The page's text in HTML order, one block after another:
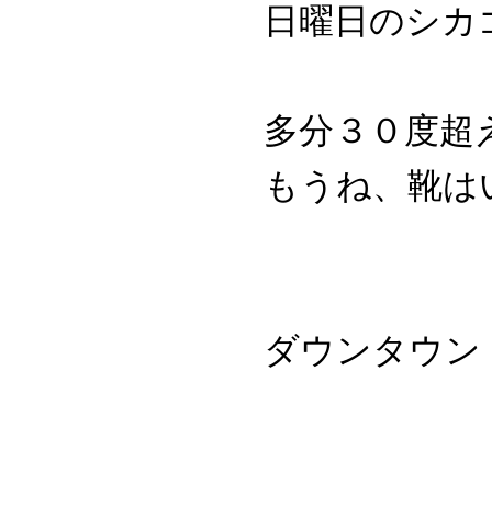
日曜日のシ
多分３０度超
もうね、靴
ダウンタウン